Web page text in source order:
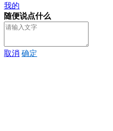
我的
随便说点什么
取消 确定